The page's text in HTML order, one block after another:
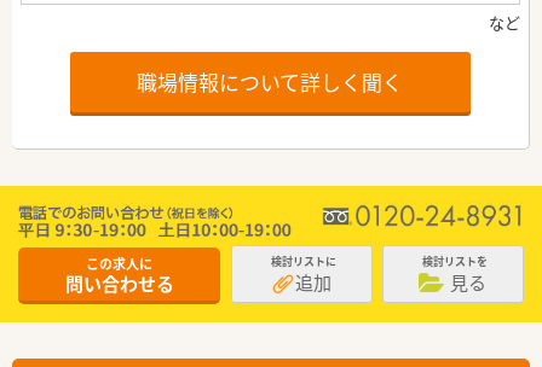
職場情報について詳しく聞く
この求人に
問い合わせる
検討リストに
追加
検討リストを
見る